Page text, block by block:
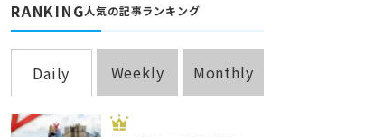
RANKING人気の記事ランキング
Daily Weekly Monthly